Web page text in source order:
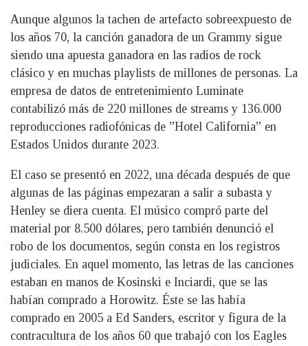
Aunque algunos la tachen de artefacto sobreexpuesto de
los años 70, la canción ganadora de un Grammy sigue
siendo una apuesta ganadora en las radios de rock
clásico y en muchas playlists de millones de personas. La
empresa de datos de entretenimiento Luminate
contabilizó más de 220 millones de streams y 136.000
reproducciones radiofónicas de ”Hotel California” en
Estados Unidos durante 2023.
El caso se presentó en 2022, una década después de que
algunas de las páginas empezaran a salir a subasta y
Henley se diera cuenta. El músico compró parte del
material por 8.500 dólares, pero también denunció el
robo de los documentos, según consta en los registros
judiciales. En aquel momento, las letras de las canciones
estaban en manos de Kosinski e Inciardi, que se las
habían comprado a Horowitz. Éste se las había
comprado en 2005 a Ed Sanders, escritor y figura de la
contracultura de los años 60 que trabajó con los Eagles